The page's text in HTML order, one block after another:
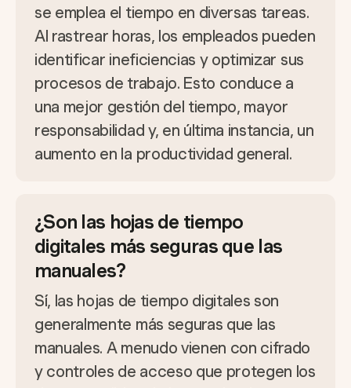
se emplea el tiempo en diversas tareas.
Al rastrear horas, los empleados pueden
identificar ineficiencias y optimizar sus
procesos de trabajo. Esto conduce a
una mejor gestión del tiempo, mayor
responsabilidad y, en última instancia, un
aumento en la productividad general.
¿Son las hojas de tiempo
digitales más seguras que las
manuales?
Sí, las hojas de tiempo digitales son
generalmente más seguras que las
manuales. A menudo vienen con cifrado
y controles de acceso que protegen los